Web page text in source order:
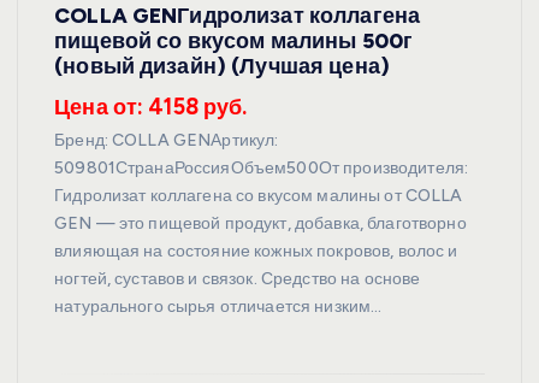
COLLA GENГидролизат коллагена
пищевой со вкусом малины 500г
(новый дизайн) (Лучшая цена)
Цена от: 4158 руб.
Бренд: COLLA GENАртикул:
509801СтранаРоссияОбъем500От производителя:
Гидролизат коллагена со вкусом малины от COLLA
GEN — это пищевой продукт, добавка, благотворно
влияющая на состояние кожных покровов, волос и
ногтей, суставов и связок. Средство на основе
натурального сырья отличается низким…